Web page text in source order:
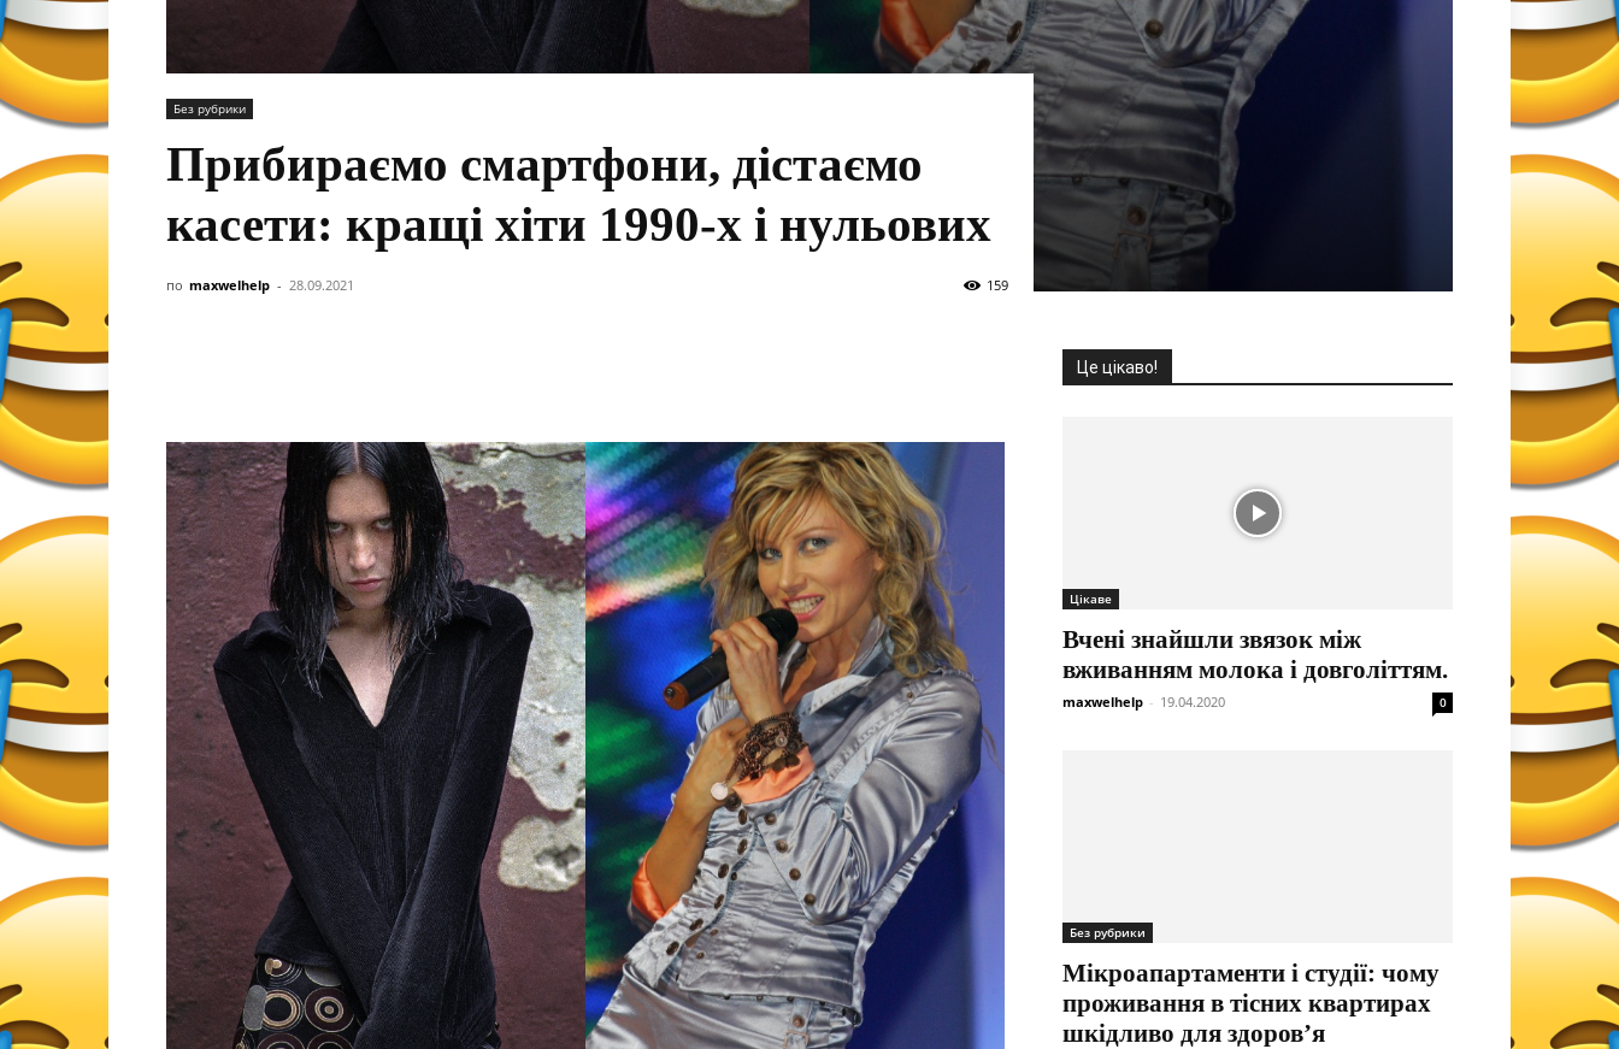
Без рубрики
Прибираємо смартфони, дістаємо
касети: кращі хіти 1990-х і нульових
по maxwelhelp - 28.09.2021 159
Це цікаво!
Цікаве
Вчені знайшли звязок між
вживанням молока і довголіттям.
maxwelhelp - 19.04.2020 0
Без рубрики
Мікроапартаменти і студії: чому
проживання в тісних квартирах
шкідливо для здоров’я